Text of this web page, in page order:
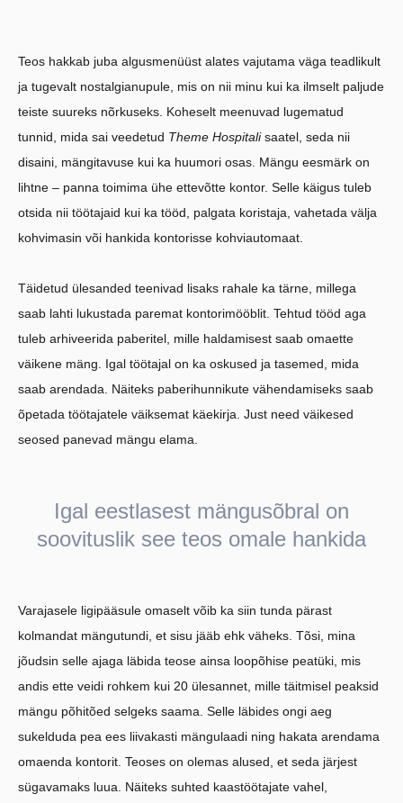
Teos hakkab juba algusmenüüst alates vajutama väga teadlikult
ja tugevalt nostalgianupule, mis on nii minu kui ka ilmselt paljude
teiste suureks nõrkuseks. Koheselt meenuvad lugematud
tunnid, mida sai veedetud Theme Hospitalisaatel, seda nii
disaini, mängitavuse kui ka huumori osas. Mängu eesmärk on
lihtne – panna toimima ühe ettevõtte kontor. Selle käigus tuleb
otsida nii töötajaid kui ka tööd, palgata koristaja, vahetada välja
kohvimasin või hankida kontorisse kohviautomaat.
Täidetud ülesanded teenivad lisaks rahale ka tärne, millega
saab lahti lukustada paremat kontorimööblit. Tehtud tööd aga
tuleb arhiveerida paberitel, mille haldamisest saab omaette
väikene mäng. Igal töötajal on ka oskused ja tasemed, mida
saab arendada. Näiteks paberihunnikute vähendamiseks saab
õpetada töötajatele väiksemat käekirja. Just need väikesed
seosed panevad mängu elama.
Igal eestlasest mängusõbral on
soovituslik see teos omale hankida
Varajasele ligipääsule omaselt võib ka siin tunda pärast
kolmandat mängutundi, et sisu jääb ehk väheks. Tõsi, mina
jõudsin selle ajaga läbida teose ainsa loopõhise peatüki, mis
andis ette veidi rohkem kui 20 ülesannet, mille täitmisel peaksid
mängu põhitõed selgeks saama. Selle läbides ongi aeg
sukelduda pea ees liivakasti mängulaadi ning hakata arendama
omaenda kontorit. Teoses on olemas alused, et seda järjest
sügavamaks luua. Näiteks suhted kaastöötajate vahel,